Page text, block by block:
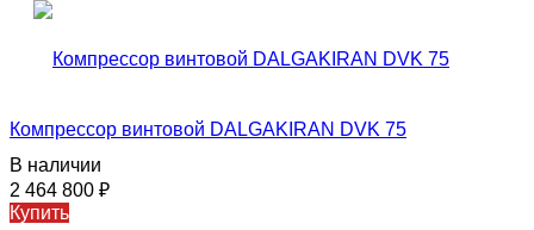
Компрессор винтовой DALGAKIRAN DVK 75
В наличии
2 464 800 ₽
Купить